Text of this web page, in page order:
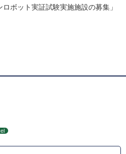
ボット実証試験実施施設の募集」